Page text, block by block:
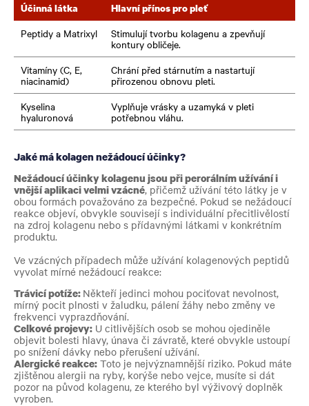
Účinná látka Hlavní přínos pro pleť
Peptidy a Matrixyl
Stimulují tvorbu kolagenu a zpevňují
kontury obličeje.
Vitamíny (C, E,
niacinamid)
Chrání před stárnutím a nastartují
přirozenou obnovu pleti.
Kyselina
hyaluronová
Vyplňuje vrásky a uzamyká v pleti
potřebnou vláhu.
Jaké má kolagen nežádoucí účinky?
Nežádoucí účinky kolagenu jsou při perorálním užívání i
vnější aplikaci velmi vzácné, přičemž užívání této látky je v
obou formách považováno za bezpečné. Pokud se nežádoucí
reakce objeví, obvykle souvisejí s individuální přecitlivělostí
na zdroj kolagenu nebo s přídavnými látkami v konkrétním
produktu.
Ve vzácných případech může užívání kolagenových peptidů
vyvolat mírné nežádoucí reakce:
Trávicí potíže: Někteří jedinci mohou pociťovat nevolnost,
mírný pocit plnosti v žaludku, pálení žáhy nebo změny ve
frekvenci vyprazdňování.
Celkové projevy: U citlivějších osob se mohou ojediněle
objevit bolesti hlavy, únava či závratě, které obvykle ustoupí
po snížení dávky nebo přerušení užívání.
Alergické reakce: Toto je nejvýznamnější riziko. Pokud máte
zjištěnou alergii na ryby, korýše nebo vejce, musíte si dát
pozor na původ kolagenu, ze kterého byl výživový doplněk
vyroben.